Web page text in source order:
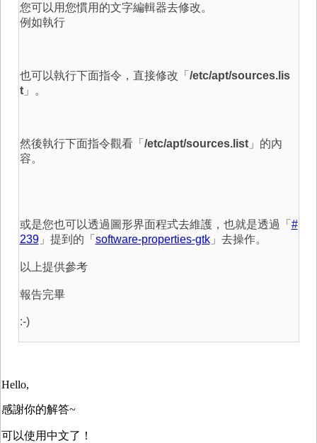
您可以用您慣用的文字編輯器去修改。
例如執行
也可以執行下面指令，直接修改「 /etc/apt/sources.lis
t」。
然後執行下面指令觀看「 /etc/apt/sources.list」的內
容。
或是您也可以透過圖形界面程式去維護，也就是透過「 #
239」提到的「 software-properties-gtk」去操作。
以上提供參考
報告完畢
:-)
Hello,
感謝你的解答~
可以使用中文了！